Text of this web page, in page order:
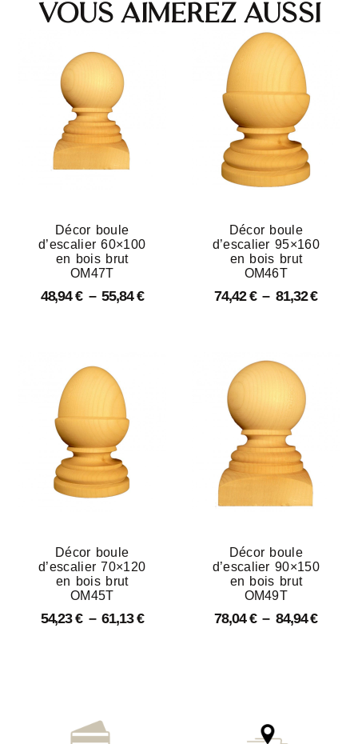
Vous aimerez aussi
Décor boule
d’escalier 60×100
en bois brut
OM47T
48,94€ – 55,84€
Décor boule
d’escalier 95×160
en bois brut
OM46T
74,42€ – 81,32€
Décor boule
d’escalier 70×120
en bois brut
OM45T
54,23€ – 61,13€
Décor boule
d’escalier 90×150
en bois brut
OM49T
78,04€ – 84,94€